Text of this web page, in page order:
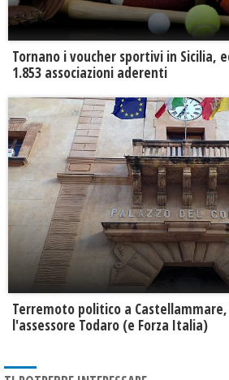
Tornano i voucher sportivi in Sicilia,
1.853 associazioni aderenti
Terremoto politico a
l'assessore Todaro (e Forza Italia)